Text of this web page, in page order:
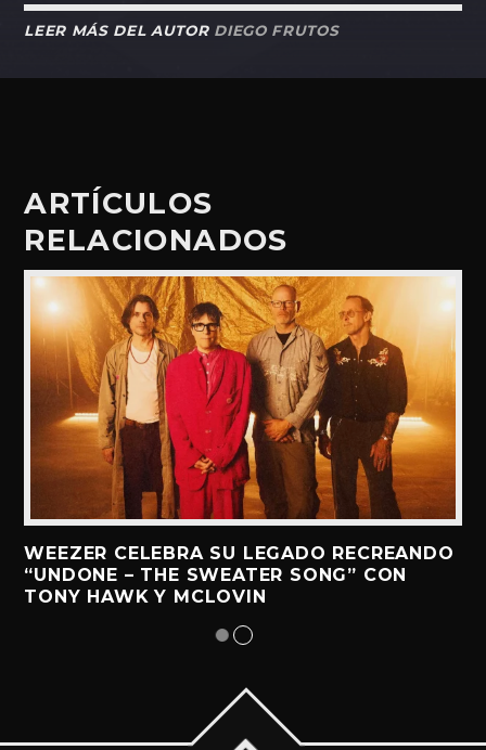
LEER MÁS DEL AUTOR DIEGO FRUTOS
ARTÍCULOS
RELACIONADOS
WEEZER CELEBRA SU LEGADO RECREANDO
“UNDONE – THE SWEATER SONG” CON
TONY HAWK Y MCLOVIN